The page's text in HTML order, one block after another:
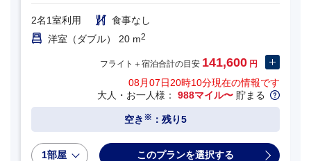
2名1室利用
食事なし
洋室（ダブル） 20 m2
フライト＋宿泊合計の目安 141,600 円
08月07日20時10分現在の情報です
大人・お一人様： 988マイル〜 貯まる
空き ※ ：残り5
1部屋